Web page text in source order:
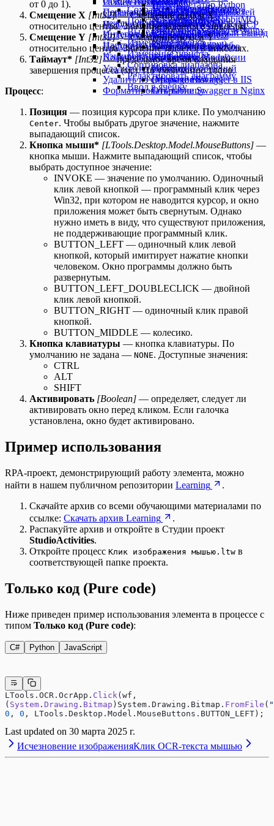
Сохранить документ
Поиск на странице
Выделение диапазона
Изменение ячейки
Изменение шрифта
Сортировка диапазона
Редактировать диаграмму
Ввод в ячейку
Размер справочника
Справочник содержит
Получить из массива
Получить из коллекции
Получить из справочника
Получить из таблицы
Удалить из коллекции
Удалить из справочника
Форматировать таблицу
Grafana
Установка
LogEventsWebhook
Установка NuGet2
Настройка теневого
подключения к сессии
робота
Открытие Swagger в IIS
Открытие Swagger в Nginx
Развертывание
кластера RabbitMQ
Установка pgBadger
Установка Redis
Открытие Swagger в Nginx
Перенаправление http-зависимостей
между службами
Интеграция с S3-хранилищем
Настройка мониторинга служб
Кэширование проекта
Умная трансформация
(Smart Transform)
Структурированный вывод
(Structured Output)
Template)
Агенты (Agents)
Инструменты MCP (MCP
Tools)
Модель эмбеддингов
(Embedding Model)
История сообщений
(Message History)
Интерпретатор Python
(Python Interpreter)
База данных SQL (SQL
Database)
от 0 до 1).
Смещение X [Int32]— Смещение по оси X
относительно центра. Значение задается в пикселях
Смещение Y [Int32]— Смещение по оси Y
относительно центра. Значение задается в пикселях.
Таймаут* [Int32]— предельное время ожидания
завершения процесса (мс). По умолчанию10000.
Процесс:
Позиция — позиция курсора при клике. По умолчанию
Center. Чтобы выбрать другое значение, нажмите
выпадающий список.
Кнопка мыши* [LTools.Desktop.Model.MouseButtons] —
кнопка мыши. Нажмите выпадающий список, чтобы
выбрать доступное значение:
INVOKE — значение по умолчанию. Одиночный
клик левой кнопкой — программный клик через
Win32, при котором не наводится курсор, и окно
приложения может быть свернутым. Однако
нужно иметь в виду, что существуют приложения,
не поддерживающие программный клик.
BUTTON_LEFT — одиночный клик левой
кнопкой, который имитирует нажатие кнопки
человеком. Окно программы должно быть
развернутым.
BUTTON_LEFT_DOUBLECLICK — двойной
клик левой кнопкой.
BUTTON_RIGHT — одиночный клик правой
кнопкой.
BUTTON_MIDDLE — колесико.
Кнопка клавиатуры — кнопка клавиатуры. По
умолчанию не задана — NONE. Доступные значения:
CTRL
ALT
SHIFT
Активировать [Boolean] — определяет, следует ли
активировать окно перед кликом. Если галочка
установлена, окно будет активировано.
Пример использования
RPA-проект, демонстрирующий работу элемента, можно
найти в нашем публичном репозитории Learning
.
Скачайте архив со всеми обучающими материалами по
ссылке: Скачать архив Learning
.
Распакуйте архив и откройте в Студии проект
StudioActivities.
Откройте процесс Клик изображения мышью.ltw в
соответствующей папке проекта.
Только код (Pure code)
Ниже приведен пример использования элемента в процессе с
типом Только код (Pure code):
C# Python JavaScript
LTools.OCR.OcrApp. Click (wf,
( System . Drawing . Bitmap )System.Drawing.Bitmap. FromFile (
0 , 0 , LTools.Desktop.Model.MouseButtons.BUTTON_LEFT);
Last updated on 30 марта 2025 г.
Исчезновение изображенияКлик OCR-текста мышью